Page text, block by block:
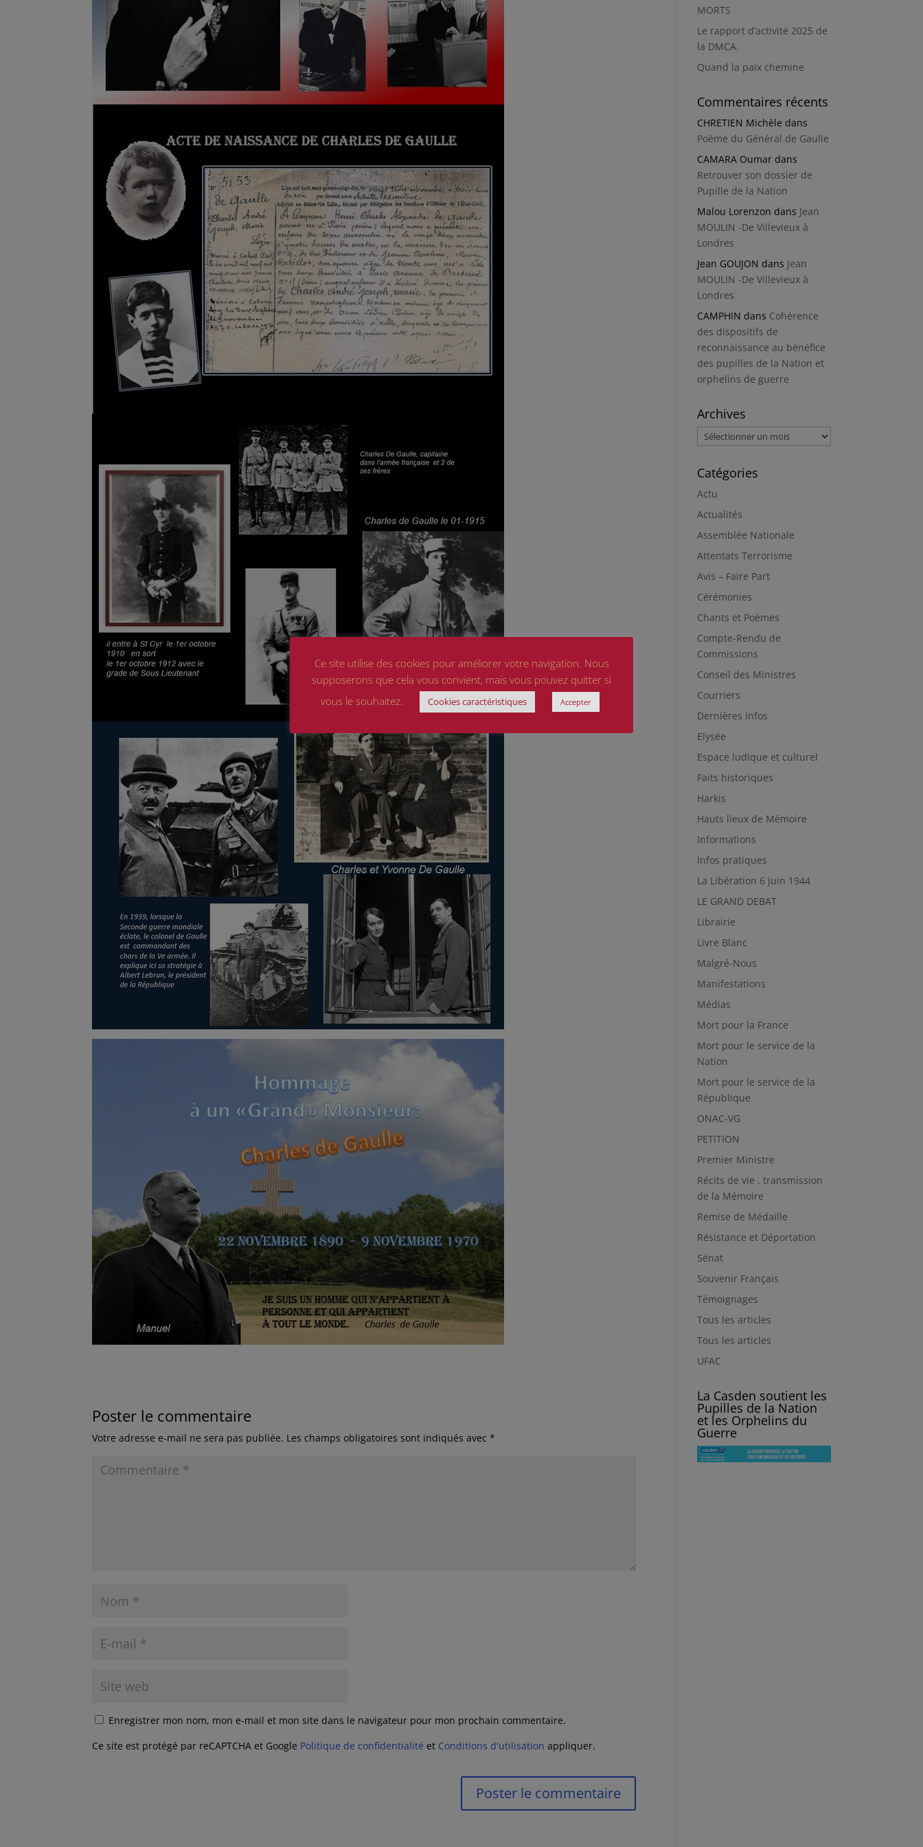
Poster le commentaire
Votre adresse e-mail ne sera pas publiée. Les champs obligatoires sont indiqués avec*
Enregistrer mon nom, mon e-mail et mon site dans le navigateur pour mon prochain commentaire.
Ce site est protégé par reCAPTCHA et Google Politique de confidentialité et Conditions d'utilisation appliquer.
MORTS
Le rapport d’activité 2025 de
la DMCA.
Quand la paix chemine
Commentaires récents
CHRETIEN Michèle dans
Poème du Général de Gaulle
CAMARA Oumar dans
Retrouver son dossier de
Pupille de la Nation
Malou Lorenzon dans Jean
MOULIN -De Villevieux à
Londres
Jean GOUJON dans Jean
MOULIN -De Villevieux à
Londres
CAMPHIN dans Cohérence
des dispositifs de
reconnaissance au bénéfice
des pupilles de la Nation et
orphelins de guerre
Archives
Archives
Catégories
Actu
Actualités
Assemblée Nationale
Attentats Terrorisme
Avis – Faire Part
Cérémonies
Chants et Poèmes
Compte-Rendu de
Commissions
Conseil des Ministres
Courriers
Dernières infos
Elysée
Espace ludique et culturel
Faits historiques
Harkis
Hauts lieux de Mémoire
Informations
Infos pratiques
La Libération 6 juin 1944
LE GRAND DEBAT
Librairie
Livre Blanc
Malgré-Nous
Manifestations
Médias
Mort pour la France
Mort pour le service de la
Nation
Mort pour le service de la
République
ONAC-VG
PETITION
Premier Ministre
Récits de vie , transmission
de la Mémoire
Remise de Médaille
Résistance et Déportation
Sénat
Souvenir Français
Témoignages
Tous les articles
Tous les articles
UFAC
La Casden soutient les
Pupilles de la Nation
et les Orphelins du
Guerre
Ce site utilise des cookies pour améliorer votre navigation. Nous
supposerons que cela vous convient, mais vous pouvez quitter si
vous le souhaitez.
Cookies caractéristiques Accepter